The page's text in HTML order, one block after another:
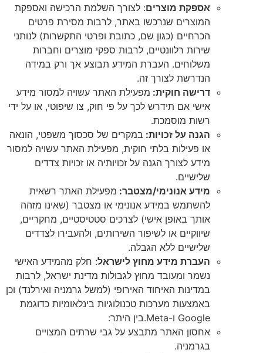
אספקת מוצרים: לצורך השלמת הרכישה ואספקת
המוצרים שנרכשו באתר, לרבות מסירת פרטים
הכרחיים (כגון שם, כתובת ופרטי התקשרות) לנותני
שירות רלוונטיים, לרבות ספקי מוצרים וחברות
משלוחים. העברת המידע תבוצע אך ורק במידה
הנדרשת לצורך זה.
דרישה חוקית:מפעילת האתר עשויה למסור מידע
אישי אם תידרש לכך על פי חוק, צו שיפוטי, או על ידי
רשות מוסמכת.
הגנה על זכויות:במקרים של סכסוך משפטי, הונאה
או פעילות בלתי חוקית, מפעילת האתר עשויה למסור
מידע לצורך הגנה על זכויותיה או זכויות צדדים
מידע אנונימי/מצטבר:מפעילת האתר רשאית
להשתמש במידע אנונימי או מצטבר (שאינו מזהה
אותך באופן אישי) לצרכים סטטיסטיים, מחקריים,
שיווקיים או לשיפור השירותים, ולהעבירו לצדדים
שלישיים ללא הגבלה.
העברת מידע מחוץ לישראל: חלק מהמידע האישי
נשמר ומעובד מחוץ לגבולות מדינת ישראל, לרבות
במדינות האיחוד האירופי (למשל גרמניה ואירלנד) וכן
באמצעות מערכות טכנולוגיות בינלאומיות כדוגמת
אחסון האתר מתבצע על גבי שרתים המצויים